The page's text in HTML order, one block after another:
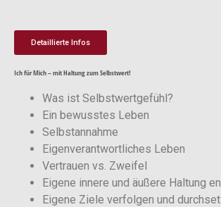
Detaillierte Infos
Ich für Mich – mit Haltung zum Selbstwert!
Was ist Selbstwertgefühl?
Ein bewusstes Leben
Selbstannahme
Eigenverantwortliches Leben
Vertrauen vs. Zweifel
Eigene innere und äußere Haltung
Eigene Ziele verfolgen und